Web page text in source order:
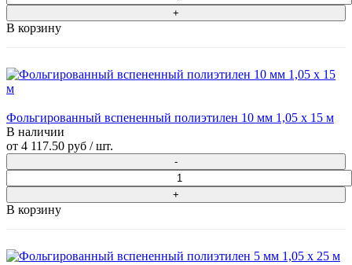
В корзину
Фольгированный вспененный полиэтилен 10 мм 1,05 х 15 м
В наличии
от 4 117.50 руб / шт.
В корзину